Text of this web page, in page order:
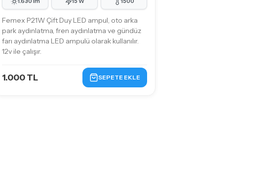
Femex P21W Çift Duy LED ampul, oto arka
park aydınlatma, fren aydınlatma ve gündüz
farı aydınlatma LED ampulü olarak kullanılır.
12v ile çalışır.
1.000 TL SEPETE EKLE